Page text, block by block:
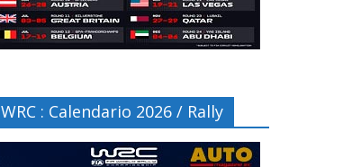
WRC : Calendario 2026 / Rally